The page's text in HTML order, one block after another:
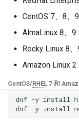
balancer
base-encoding
cache
consul-event
Plesk 控制面板的
块 - RPM 包
ea-nginx 变成性能与
大工具
NGINX HTTP/3
RHEL 和 CentOS 的
CentOS 7、8、9
AlmaLinux 8、9
Rocky Linux 8
Amazon Linux
CentOS/RHEL 7 和
dnf -y install
dnf -y install